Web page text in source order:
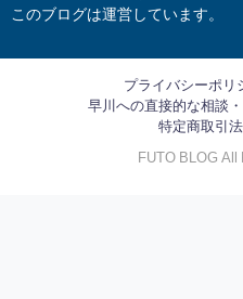
このブログは運営しています。
プライバシーポリ
早川への直接的な相談
特定商取引
FUTO BLOG All